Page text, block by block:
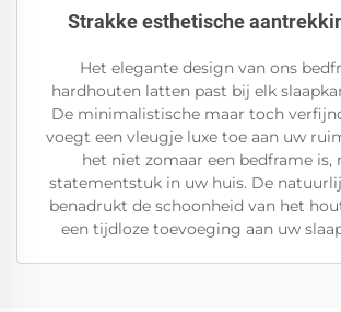
Strakke esthetische
Het elegante design van ons
hardhouten latten past bij elk
De minimalistische maar toch
voegt een vleugje luxe toe aan uw
het niet zomaar een bedframe is,
statementstuk in uw huis. De
benadrukt de schoonheid van het
een tijdloze toevoeging aan uw